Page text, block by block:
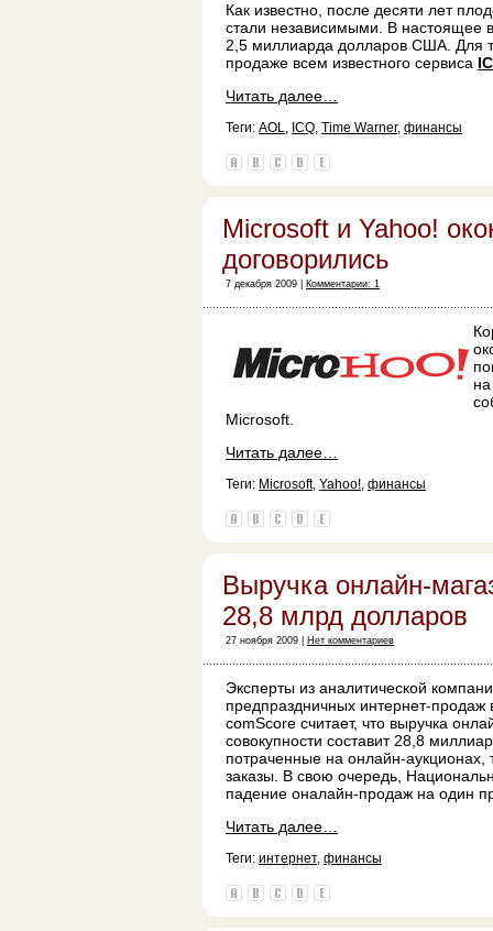
Как известно, после десяти лет
стали независимыми. В настоящее
2,5 миллиарда долларов США. Для
продаже всем известного сервиса
Читать далее…
Теги: AOL, ICQ, Time Warner, финансы
Microsoft и Yahoo!
договорились
7 декабря 2009 | Комментарии: 1
Microsoft.
Читать далее…
Теги: Microsoft, Yahoo!, финансы
Выручка онлайн-
28,8 млрд долларов
27 ноября 2009 | Нет комментариев
Эксперты из аналитической
предпраздничных интернет-
comScore считает, что выручка
совокупности составит 28,8
потраченные на онлайн-аукционах,
заказы. В свою очередь,
падение оналайн-продаж на один
Читать далее…
Теги: интернет, финансы